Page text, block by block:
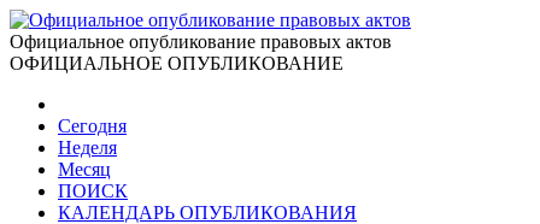
Официальное опубликование правовых актов
ОФИЦИАЛЬНОЕ ОПУБЛИКОВАНИЕ
Сегодня
Неделя
Месяц
ПОИСК
КАЛЕНДАРЬ ОПУБЛИКОВАНИЯ